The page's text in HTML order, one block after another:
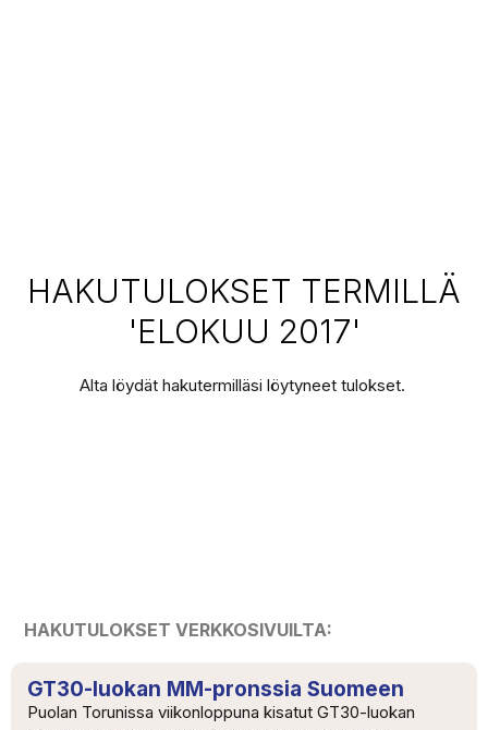
HAKUTULOKSET TERMILLÄ
'ELOKUU 2017'
Alta löydät hakutermilläsi löytyneet tulokset.
HAKUTULOKSET VERKKOSIVUILTA:
GT30-luokan MM-pronssia Suomeen
Puolan Torunissa viikonloppuna kisatut GT30-luokan